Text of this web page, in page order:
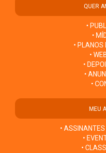
QUER
•
•
• PLANOS
•
•
•
•
MEU
•
•
•